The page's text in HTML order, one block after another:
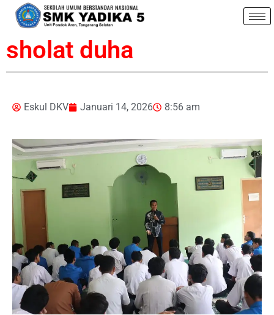
sholat duha
Eskul DKV Januari 14, 2026 8:56 am